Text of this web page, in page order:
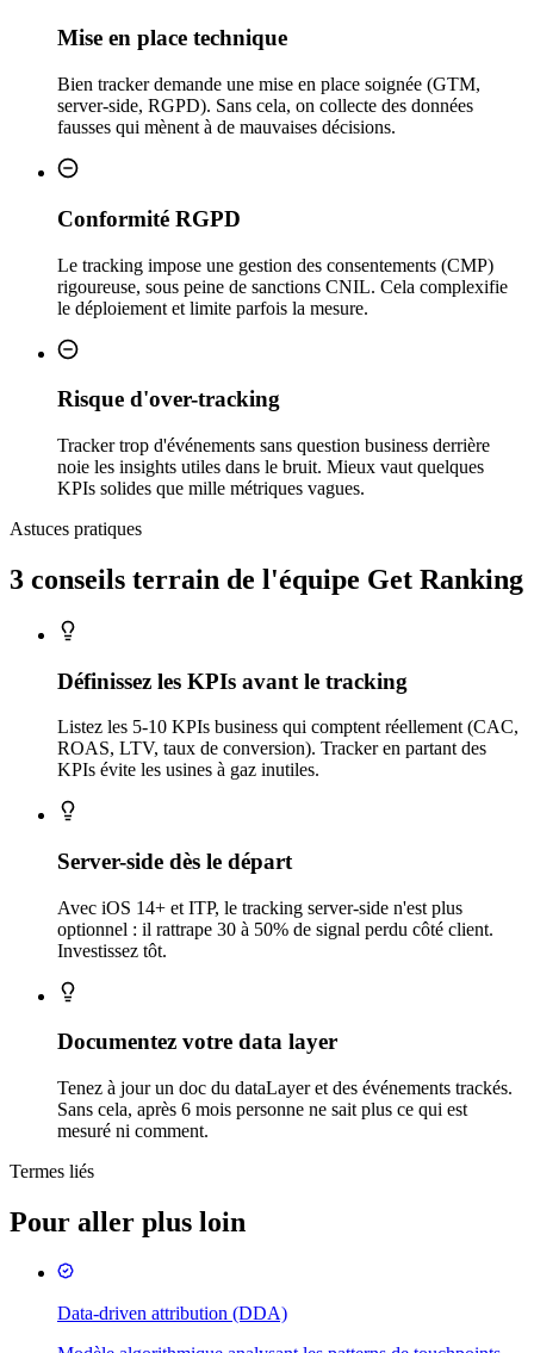
Mise en place technique
Bien tracker demande une mise en place soignée (GTM,
server-side, RGPD). Sans cela, on collecte des données
fausses qui mènent à de mauvaises décisions.
Conformité RGPD
Le tracking impose une gestion des consentements (CMP)
rigoureuse, sous peine de sanctions CNIL. Cela complexifie
le déploiement et limite parfois la mesure.
Risque d'over-tracking
Tracker trop d'événements sans question business derrière
noie les insights utiles dans le bruit. Mieux vaut quelques
KPIs solides que mille métriques vagues.
Astuces pratiques
3 conseils terrain de l'équipe Get Ranking
Définissez les KPIs avant le tracking
Listez les 5-10 KPIs business qui comptent réellement (CAC,
ROAS, LTV, taux de conversion). Tracker en partant des
KPIs évite les usines à gaz inutiles.
Server-side dès le départ
Avec iOS 14+ et ITP, le tracking server-side n'est plus
optionnel : il rattrape 30 à 50% de signal perdu côté client.
Investissez tôt.
Documentez votre data layer
Tenez à jour un doc du dataLayer et des événements trackés.
Sans cela, après 6 mois personne ne sait plus ce qui est
mesuré ni comment.
Termes liés
Pour aller plus loin
Data-driven attribution (DDA)